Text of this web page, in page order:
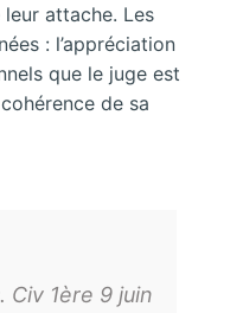
attache. Les
: l’appréciation
que le juge est
de sa
Civ 1ère 9 juin